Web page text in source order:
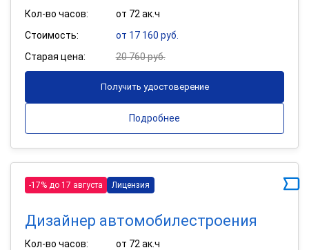
Кол-во часов:
от 72 ак.ч
Стоимость:
от 17 160 руб.
Старая цена:
20 760 руб.
Получить удостоверение
Подробнее
-17% до 17 августа Лицензия
Дизайнер автомобилестроения
Кол-во часов:
от 72 ак.ч